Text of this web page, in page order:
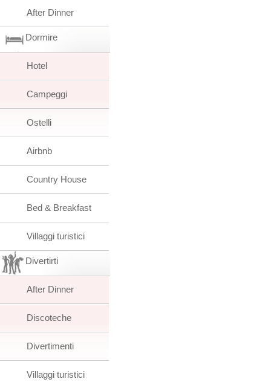
After Dinner
Dormire
Hotel
Campeggi
Ostelli
Airbnb
Country House
Bed & Breakfast
Villaggi turistici
Divertirti
After Dinner
Discoteche
Divertimenti
Villaggi turistici